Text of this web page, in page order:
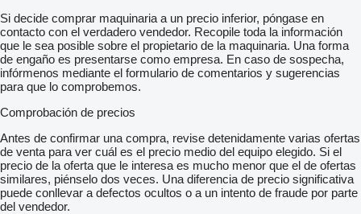
Si decide comprar maquinaria a un precio inferior, póngase en
contacto con el verdadero vendedor. Recopile toda la información
que le sea posible sobre el propietario de la maquinaria. Una forma
de engaño es presentarse como empresa. En caso de sospecha,
infórmenos mediante el formulario de comentarios y sugerencias
para que lo comprobemos.
Comprobación de precios
Antes de confirmar una compra, revise detenidamente varias ofertas
de venta para ver cuál es el precio medio del equipo elegido. Si el
precio de la oferta que le interesa es mucho menor que el de ofertas
similares, piénselo dos veces. Una diferencia de precio significativa
puede conllevar a defectos ocultos o a un intento de fraude por parte
del vendedor.